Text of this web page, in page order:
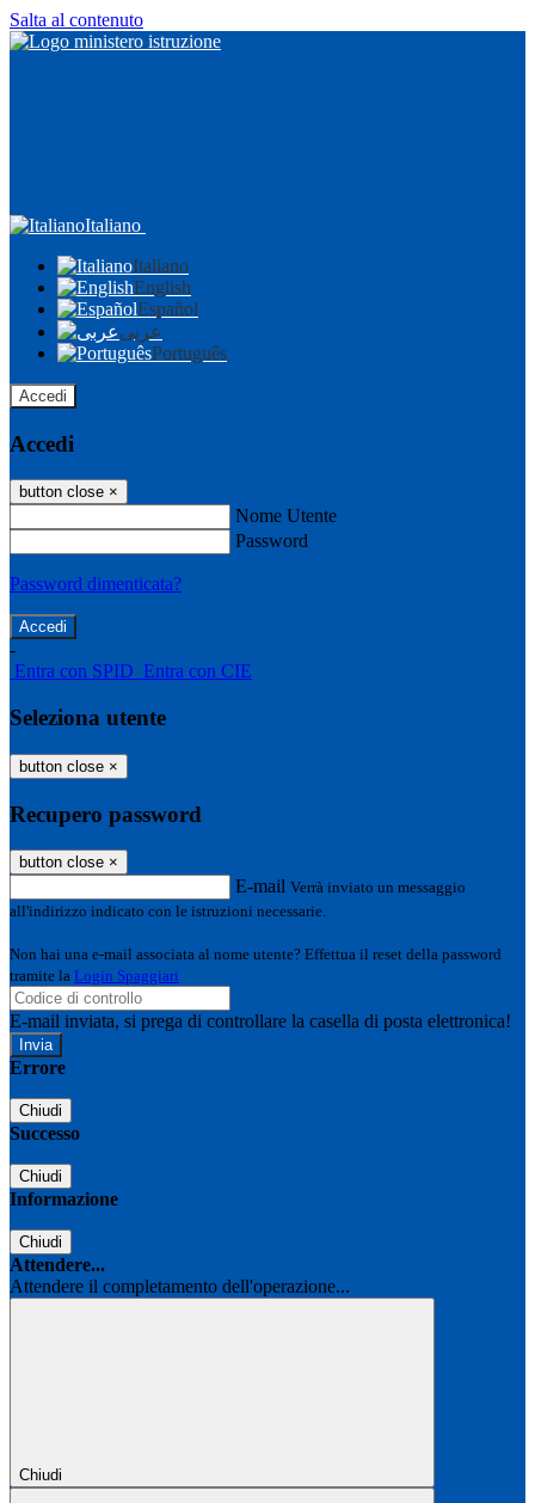
Salta al contenuto
Italiano
Italiano
English
Español
عربى
Português
Accedi
Accedi
button close ×
Nome Utente
Password
Password dimenticata?
-
Entra con SPID Entra con CIE
Seleziona utente
button close ×
Recupero password
button close ×
E-mail Verrà inviato un messaggio
all'indirizzo indicato con le istruzioni necessarie.
Non hai una e-mail associata al nome utente? Effettua il reset della password
tramite la Login Spaggiari
E-mail inviata, si prega di controllare la casella di posta elettronica!
Errore
Chiudi
Successo
Chiudi
Informazione
Chiudi
Attendere...
Attendere il completamento dell'operazione...
Chiudi